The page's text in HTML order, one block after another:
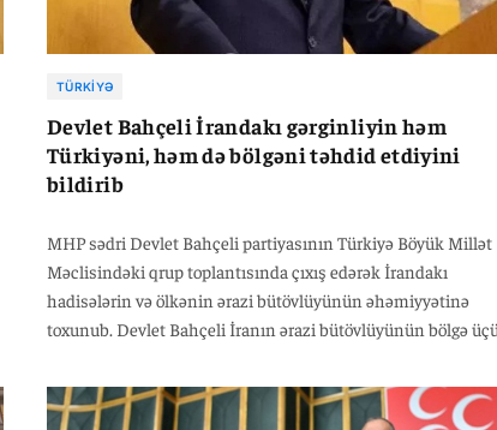
TÜRKIYƏ
Devlet Bahçeli İrandakı gərginliyin həm
Türkiyəni, həm də bölgəni təhdid etdiyini
bildirib
MHP sədri Devlet Bahçeli partiyasının Türkiyə Böyük Millət
Məclisindəki qrup toplantısında çıxış edərək İrandakı
hadisələrin və ölkənin ərazi bütövlüyünün əhəmiyyətinə
toxunub. Devlet Bahçeli İranın ərazi bütövlüyünün bölgə
verən hər hansı bir narahatlıq və sabitliyin pozulması həm
Türkiyəni, həm də bütün regionu birbaşa təhdid edir. MHP